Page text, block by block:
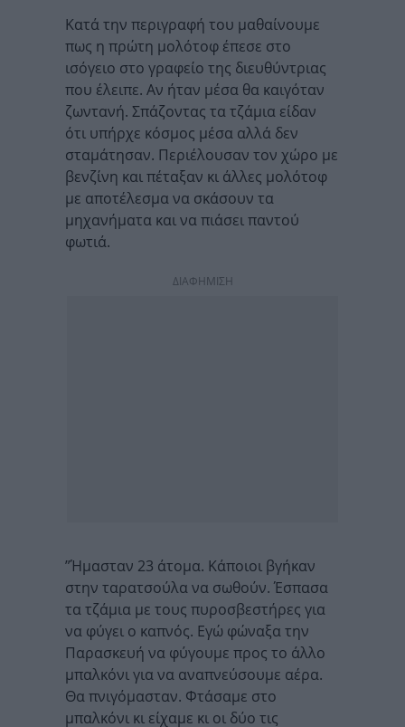
Κατά την περιγραφή του μαθαίνουμε
πως η πρώτη μολότοφ έπεσε στο
ισόγειο στο γραφείο της διευθύντριας
που έλειπε. Αν ήταν μέσα θα καιγόταν
ζωντανή. Σπάζοντας τα τζάμια είδαν
ότι υπήρχε κόσμος μέσα αλλά δεν
σταμάτησαν. Περιέλουσαν τον χώρο με
βενζίνη και πέταξαν κι άλλες μολότοφ
με αποτέλεσμα να σκάσουν τα
μηχανήματα και να πιάσει παντού
φωτιά.
ΔΙΑΦΗΜΙΣΗ
”Ήμασταν 23 άτομα. Κάποιοι βγήκαν
στην ταρατσούλα να σωθούν. Έσπασα
τα τζάμια με τους πυροσβεστήρες για
να φύγει ο καπνός. Εγώ φώναξα την
Παρασκευή να φύγουμε προς το άλλο
μπαλκόνι για να αναπνεύσουμε αέρα.
Θα πνιγόμασταν. Φτάσαμε στο
μπαλκόνι κι είχαμε κι οι δύο τις